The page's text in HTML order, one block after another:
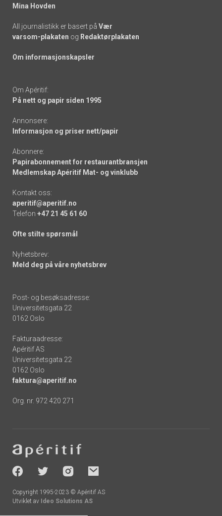
Mina Hovden
All journalistikk er basert på Vær
varsom-plakaten og Redaktørplakaten
Om informasjonskapsler
Om Apéritif:
På nett og papir siden 1995
Annonsere:
Informasjon og priser nett/papir
Abonnere:
Papirabonnement for restaurantbransjen
Medlemskap Apéritif Mat- og vinklubb
Kontakt oss:
aperitif@aperitif.no
Telefon +47 21 45 61 60
Ofte stilte spørsmål
Nyhetsbrev:
Meld deg på våre nyhetsbrev
Post- og besøksadresse:
Universitetsgata 22
0162 Oslo
Fakturaadresse:
Apéritif AS
Universitetsgata 22
0162 Oslo
faktura@aperitif.no
Org. nr. 972 420 271
-
socials
Copyright 1995-2023 © Apéritif AS
Utviklet av Ideo Solutions AS